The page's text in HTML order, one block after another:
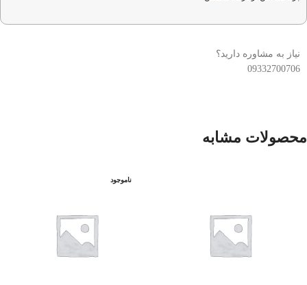
نیاز به مشاوره دارید؟
09332700706
محصولات مشابه
ناموجود